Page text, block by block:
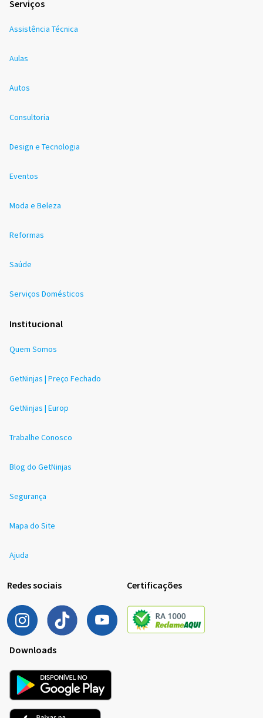
Serviços
Assistência Técnica
Aulas
Autos
Consultoria
Design e Tecnologia
Eventos
Moda e Beleza
Reformas
Saúde
Serviços Domésticos
Institucional
Quem Somos
GetNinjas | Preço Fechado
GetNinjas | Europ
Trabalhe Conosco
Blog do GetNinjas
Segurança
Mapa do Site
Ajuda
Redes sociais Certificações
Downloads